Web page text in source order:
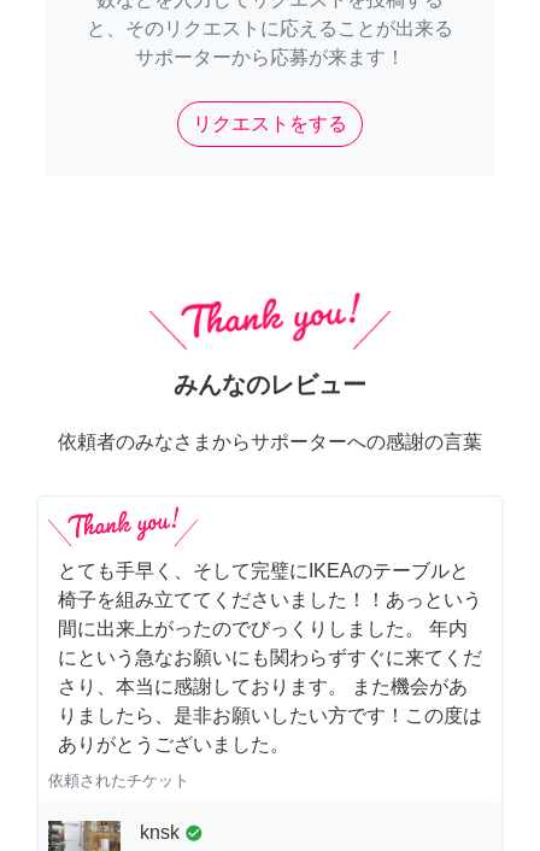
と、そのリクエストに応えることが出来る
サポーターから応募が来ます！
リクエストをする
みんなのレビュー
依頼者のみなさまからサポーターへの感謝の言葉
とても手早く、そして完璧にIKEAのテーブルと
椅子を組み立ててくださいました！！あっという
間に出来上がったのでびっくりしました。 年内
にという急なお願いにも関わらずすぐに来てくだ
さり、本当に感謝しております。 また機会があ
りましたら、是非お願いしたい方です！この度は
ありがとうございました。
依頼されたチケット
knsk check_circle